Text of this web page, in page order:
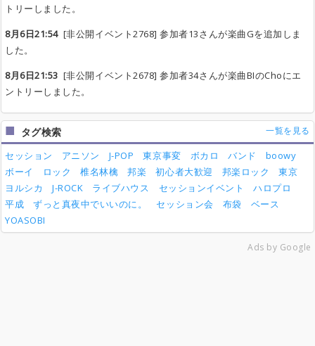
トリーしました。
8月6日21:54[非公開イベント2768] 参加者13さんが楽曲Gを追加しま
した。
8月6日21:53 [非公開イベント2678] 参加者34さんが楽曲BIのChoにエ
ントリーしました。
タグ検索 一覧を見る
セッション アニソン J-POP 東京事変 ボカロ バンド
boowy
ボーイ
ロック 椎名林檎 邦楽 初心者大歓迎 邦楽ロック
東京
ヨルシカ
J-ROCK ライブハウス セッションイベント
ハロプロ
平成
ずっと真夜中でいいのに。 セッション会 布袋
ベース
YOASOBI
Ads by Google